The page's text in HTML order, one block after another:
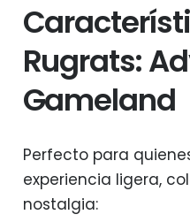
Rugrats:
Gameland
Perfecto para
experiencia ligera,
nostalgia: